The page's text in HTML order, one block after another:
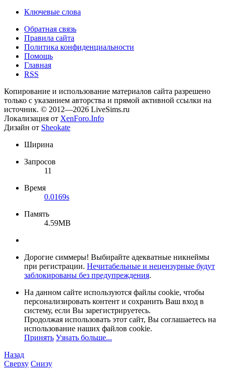
Ключевые слова
Обратная связь
Правила сайта
Политика конфиденциальности
Помощь
Главная
RSS
Копирование и использование материалов сайта разрешено
только с указанием авторства и прямой активной ссылки на
источник. © 2012—2026 LiveSims.ru
Локализация от XenForo.Info
Дизайн от Sheokate
Ширина
Запросов
11
Время
0.0169s
Память
4.59MB
Дорогие симмеры! Выбирайте адекватные никнеймы
при регистрации. Нечитабельные и нецензурные будут
заблокированы без предупреждения.
На данном сайте используются файлы cookie, чтобы
персонализировать контент и сохранить Ваш вход в
систему, если Вы зарегистрируетесь.
Продолжая использовать этот сайт, Вы соглашаетесь на
использование наших файлов cookie.
Принять Узнать больше...
Назад
Сверху Снизу